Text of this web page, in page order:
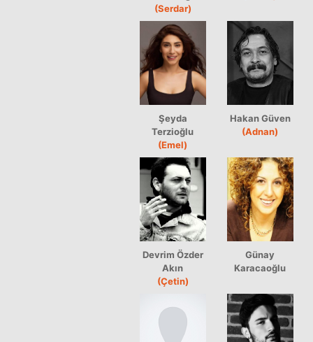
(Serdar)
Şeyda
Terzioğlu
(Emel)
Hakan Güven
(Adnan)
Devrim Özder
Akın
(Çetin)
Günay
Karacaoğlu